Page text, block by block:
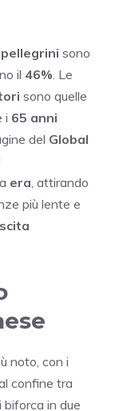
pellegrini sono
il 46%. Le
sono quelle
i 65 anni
del Global
era, attirando
più lente e
noto, con i
confine tra
biforca in due